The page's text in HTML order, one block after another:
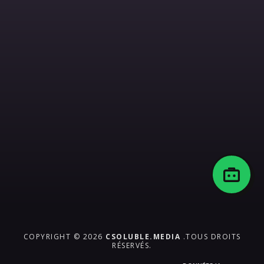
COPYRIGHT © 2026 CSOLUBLE.MEDIA .TOUS DROITS
RÉSERVÉS.